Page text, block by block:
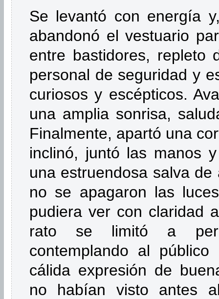
Se levantó con energía
abandonó el ves­tuario
entre bastidores, repleto
personal de seguridad y
curiosos y escépticos.
una amplia sonrisa,
Finalmente, apartó una
inclinó, juntó las manos
una estruendosa salva
no se apagaron las
pudiera ver con claridad
rato se limitó a
contemplando al
cálida expresión de
no habían visto antes